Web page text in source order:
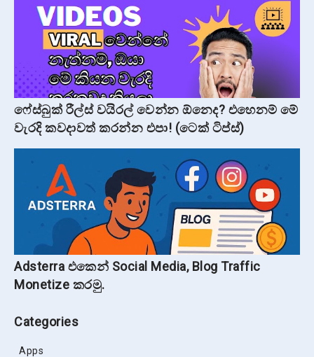
ෆේස්බුක් රීල්ස් වයිරල් වෙන්න ඕනෙද? එහෙනම් මේ
වැරදි කවදාවත් කරන්න එපා! (ටෙක් ටිප්ස්)
Adsterra එකෙන් Social Media, Blog Traffic
Monetize කරමු.
Categories
Apps